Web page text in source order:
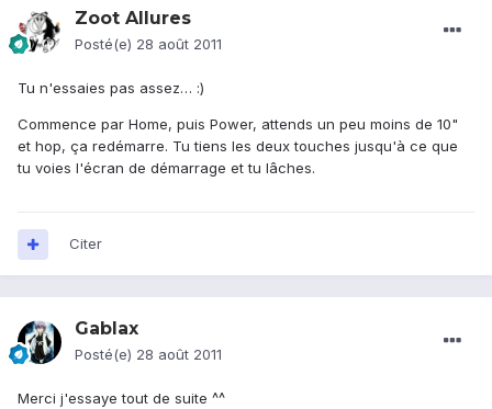
Zoot Allures
Posté(e) 28 août 2011
Tu n'essaies pas assez… :)
Commence par Home, puis Power, attends un peu moins de 10"
et hop, ça redémarre. Tu tiens les deux touches jusqu'à ce que
tu voies l'écran de démarrage et tu lâches.
Citer
Gablax
Posté(e) 28 août 2011
Merci j'essaye tout de suite ^^